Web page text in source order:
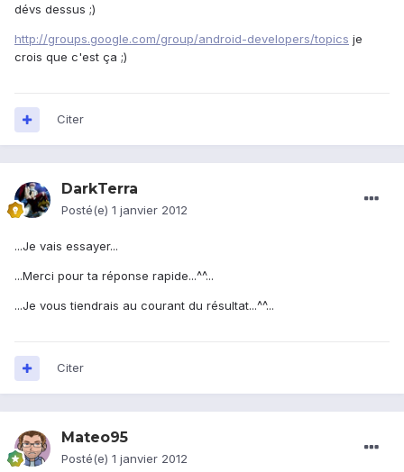
dévs dessus ;)
http://groups.google.com/group/android-developers/topics je
crois que c'est ça ;)
Citer
DarkTerra
Posté(e) 1 janvier 2012
...Je vais essayer...
...Merci pour ta réponse rapide...^^...
...Je vous tiendrais au courant du résultat...^^...
Citer
Mateo95
Posté(e) 1 janvier 2012